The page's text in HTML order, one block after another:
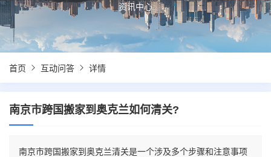
资讯中心
首页 互动问答 详情
南京市跨国搬家到奥克兰如何清关?
南京市跨国搬家到奥克兰清关是一个涉及多个步骤和注意事项